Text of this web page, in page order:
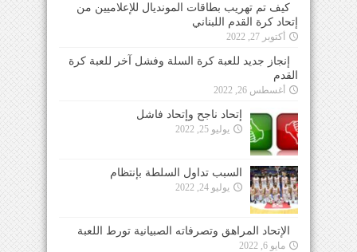
كيف تم تهريب بطاقات المونديال للإعلاميين من
إتحاد كرة القدم اللبناني
أكتوبر 27, 2022
إنجاز جديد للعبة كرة السلة وفشل آخر للعبة كرة
القدم
أغسطس 26, 2022
إتحاد ناجح وإتحاد فاشل
يوليو 25, 2022
السبب تداول السلطة بإنتظام
يوليو 24, 2022
الإتحاد المراهق وتصرفاته الصبيانية تورط اللعبة
مايو 6, 2022